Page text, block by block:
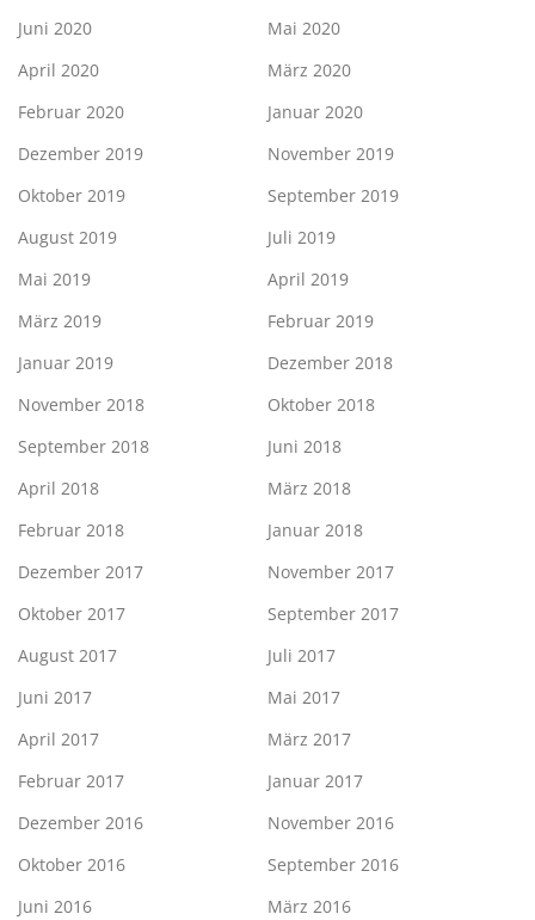
Juni 2020
Mai 2020
April 2020
März 2020
Februar 2020
Januar 2020
Dezember 2019
November 2019
Oktober 2019
September 2019
August 2019
Juli 2019
Mai 2019
April 2019
März 2019
Februar 2019
Januar 2019
Dezember 2018
November 2018
Oktober 2018
September 2018
Juni 2018
April 2018
März 2018
Februar 2018
Januar 2018
Dezember 2017
November 2017
Oktober 2017
September 2017
August 2017
Juli 2017
Juni 2017
Mai 2017
April 2017
März 2017
Februar 2017
Januar 2017
Dezember 2016
November 2016
Oktober 2016
September 2016
Juni 2016
März 2016